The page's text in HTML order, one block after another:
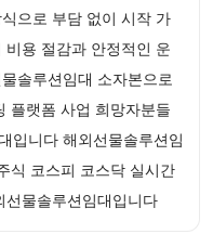
으로 부담 없이 시작 가
용 절감과 안정적인 운
솔루션임대 소자본으로
플랫폼 사업 희망자분들
입니다 해외선물솔루션임
식 코스피 코스닥 실시간
물솔루션임대입니다